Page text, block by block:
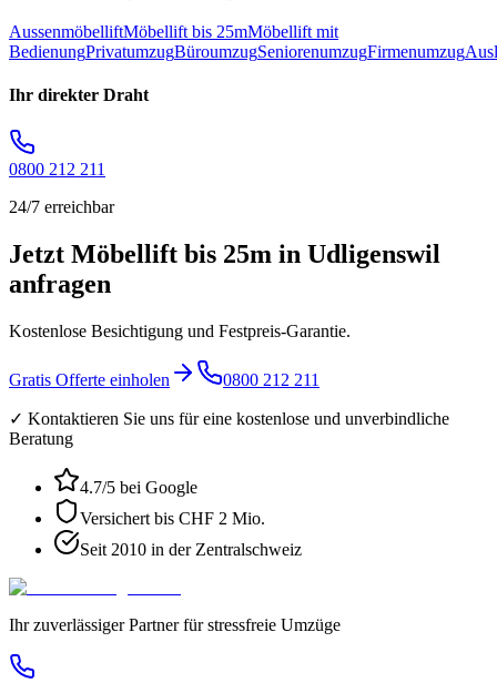
AussenmöbelliftMöbellift bis 25mMöbellift mit
BedienungPrivatumzugBüroumzugSeniorenumzugFirmenumzug
Ihr direkter Draht
0800 212 211
24/7 erreichbar
Jetzt Möbellift bis 25m in Udligenswil
anfragen
Kostenlose Besichtigung und Festpreis-Garantie.
Gratis Offerte einholen 0800 212 211
✓ Kontaktieren Sie uns für eine kostenlose und unverbindliche
Beratung
4.7/5 bei Google
Versichert bis CHF 2 Mio.
Seit 2010 in der Zentralschweiz
Ihr zuverlässiger Partner für stressfreie Umzüge